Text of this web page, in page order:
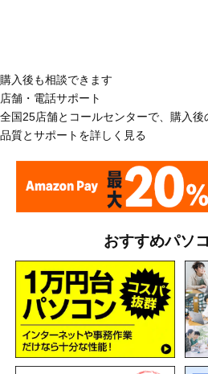
購入後も相談できます
店舗・電話サポート
全国25店舗とコールセンターで、購入
品質とサポートを詳しく見る
おすすめパソ